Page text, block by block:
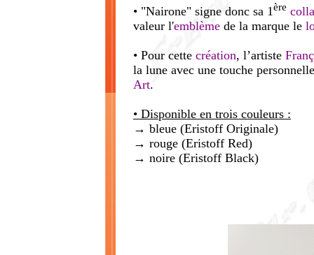
• "Nairone" signe donc sa 1ère
valeur l'emblème de la marque le
• Pour cette création, l’artiste
la lune avec une touche
Art.
• Disponible en trois couleurs :
→ bleue (Eristoff Originale)
→ rouge (Eristoff Red)
→ noire (Eristoff Black)